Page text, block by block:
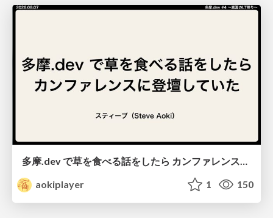
多摩.dev で草を食べる話をしたら カンファレンスに登壇していた / from-eating-weeds-to-a-conference
aokiplayer
1 150